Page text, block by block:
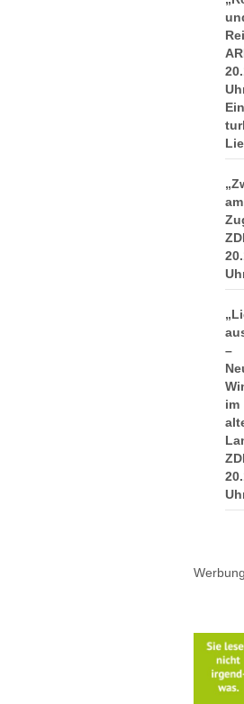
am
–
im
Werbung